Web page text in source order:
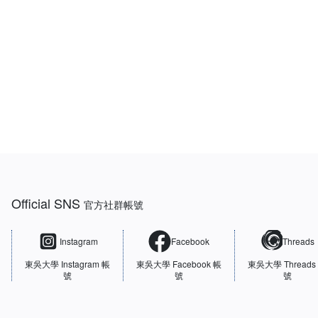
Official SNS 官方社群帳號
Instagram
東吳大學 Instagram 帳
號
Facebook
東吳大學 Facebook 帳
號
Threads
東吳大學Threads
號